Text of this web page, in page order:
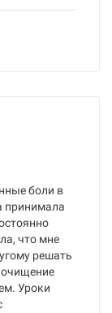
боли в
принимала
что мне
решать
Уроки